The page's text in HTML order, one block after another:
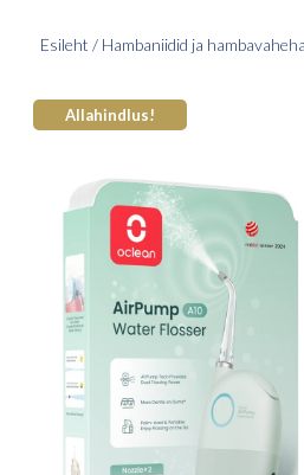
Esileht / Hambaniidid ja
Allahindlus!